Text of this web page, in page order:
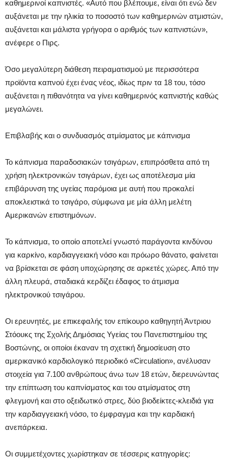
καθημερινοί καπνιστές. «Αυτό που βλέπουμε, είναι ότι ενώ δεν
αυξάνεται με την ηλικία το ποσοστό των καθημερινών ατμιστών,
αυξάνεται και μάλιστα γρήγορα ο αριθμός των καπνιστών»,
ανέφερε ο Πιρς.
Όσο μεγαλύτερη διάθεση πειραματισμού με περισσότερα
προϊόντα καπνού έχει ένας νέος, ιδίως πριν τα 18 του, τόσο
αυξάνεται η πιθανότητα να γίνει καθημερινός καπνιστής καθώς
μεγαλώνει.
Επιβλαβής και ο συνδυασμός ατμίσματος με κάπνισμα
Το κάπνισμα παραδοσιακών τσιγάρων, επιπρόσθετα από τη
χρήση ηλεκτρονικών τσιγάρων, έχει ως αποτέλεσμα μία
επιβάρυνση της υγείας παρόμοια με αυτή που προκαλεί
αποκλειστικά το τσιγάρο, σύμφωνα με μία άλλη μελέτη
Αμερικανών επιστημόνων.
Το κάπνισμα, το οποίο αποτελεί γνωστό παράγοντα κινδύνου
για καρκίνο, καρδιαγγειακή νόσο και πρόωρο θάνατο, φαίνεται
να βρίσκεται σε φάση υποχώρησης σε αρκετές χώρες. Από την
άλλη πλευρά, σταδιακά κερδίζει έδαφος το άτμισμα
ηλεκτρονικού τσιγάρου.
Οι ερευνητές, με επικεφαλής τον επίκουρο καθηγητή Άντριου
Στόουκς της Σχολής Δημόσιας Υγείας του Πανεπιστημίου της
Βοστώνης, οι οποίοι έκαναν τη σχετική δημοσίευση στο
αμερικανικό καρδιολογικό περιοδικό «Circulation», ανέλυσαν
στοιχεία για 7.100 ανθρώπους άνω των 18 ετών, διερευνώντας
την επίπτωση του καπνίσματος και του ατμίσματος στη
φλεγμονή και στο οξειδωτικό στρες, δύο βιοδείκτες-κλειδιά για
την καρδιαγγειακή νόσο, το έμφραγμα και την καρδιακή
ανεπάρκεια.
Οι συμμετέχοντες χωρίστηκαν σε τέσσερις κατηγορίες: